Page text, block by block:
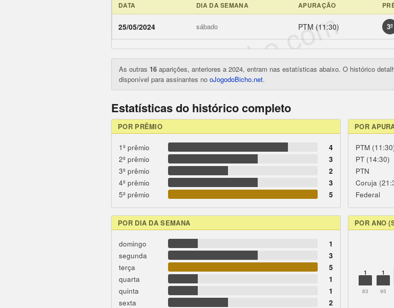
DATA DIA DA SEMANA APURAÇÃO
25/05/2024 sábado PTM (11:30) 3º
ojogodobicho.com
As outras 16 aparições, anteriores a 2024, entram nas estatísticas abaixo. O histórico
disponível para assinantes no oJogodoBicho.net.
Estatísticas do histórico completo
POR PRÊMIO
1º prêmio
4
2º prêmio
3
3º prêmio
2
4º prêmio
3
5º prêmio
5
POR
PTM
PT (14:30)
PTN
Coruja
Federal
POR DIA DA SEMANA
domingo
1
segunda
3
terça
5
quarta
1
quinta
1
sexta
2
POR ANO
1 1
83 95